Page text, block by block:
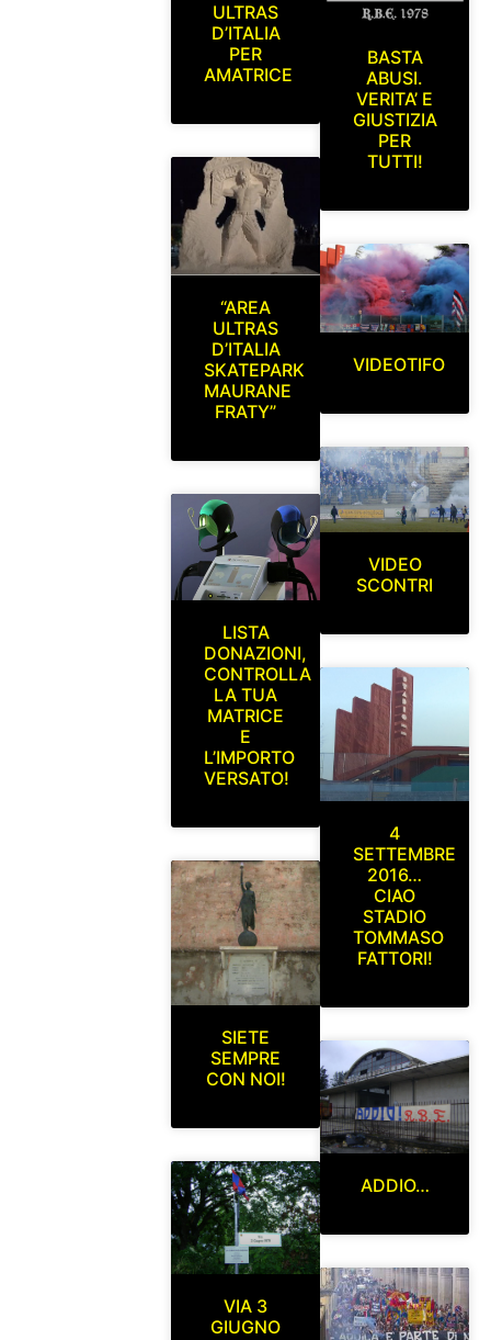
ULTRAS
D’ITALIA
PER
AMATRICE
“AREA
ULTRAS
D’ITALIA
SKATEPARK
MAURANE
FRATY”
LISTA
DONAZIONI,
CONTROLLA
LA TUA
MATRICE
E
L’IMPORTO
VERSATO!
SIETE
SEMPRE
CON NOI!
VIA 3
GIUGNO
BASTA
ABUSI.
VERITA’ E
GIUSTIZIA
PER
TUTTI!
VIDEOTIFO
VIDEO
SCONTRI
4
SETTEMBRE
2016…
CIAO
STADIO
TOMMASO
FATTORI!
ADDIO…